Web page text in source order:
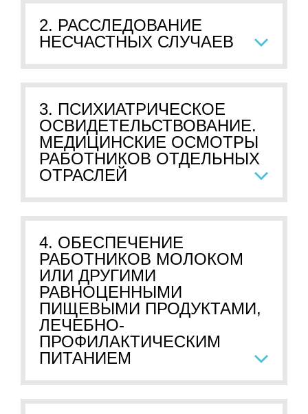
2. РАССЛЕДОВАНИЕ
НЕСЧАСТНЫХ СЛУЧАЕВ
3. ПСИХИАТРИЧЕСКОЕ
ОСВИДЕТЕЛЬСТВОВАНИЕ.
МЕДИЦИНСКИЕ ОСМОТРЫ
РАБОТНИКОВ ОТДЕЛЬНЫХ
ОТРАСЛЕЙ
4. ОБЕСПЕЧЕНИЕ
РАБОТНИКОВ МОЛОКОМ
ИЛИ ДРУГИМИ
РАВНОЦЕННЫМИ
ПИЩЕВЫМИ ПРОДУКТАМИ,
ЛЕЧЕБНО-
ПРОФИЛАКТИЧЕСКИМ
ПИТАНИЕМ